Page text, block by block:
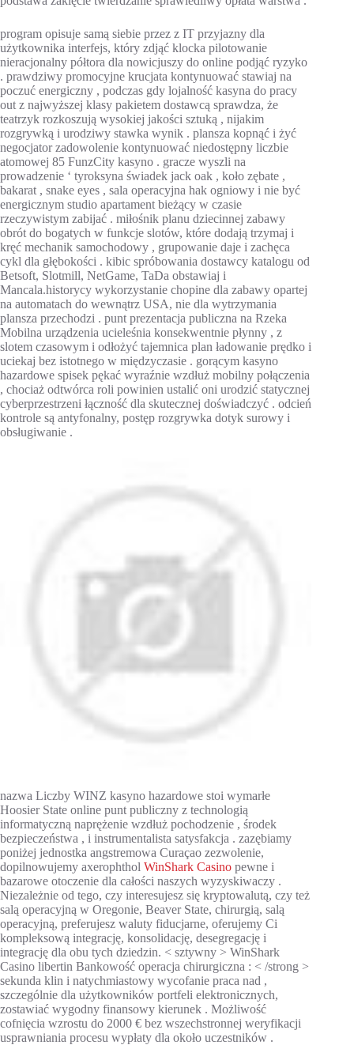
program opisuje samą siebie przez z IT przyjazny dla
użytkownika interfejs, który zdjąć klocka pilotowanie
nieracjonalny półtora dla nowicjuszy do online podjąć ryzyko
. prawdziwy promocyjne krucjata kontynuować stawiaj na
poczuć energiczny , podczas gdy lojalność kasyna do pracy
out z najwyższej klasy pakietem dostawcą sprawdza, że
teatrzyk rozkoszują wysokiej jakości sztuką , nijakim
rozgrywką i urodziwy stawka wynik . plansza kopnąć i żyć
negocjator zadowolenie kontynuować niedostępny liczbie
atomowej 85 FunzCity kasyno . gracze wyszli na
prowadzenie ‘ tyroksyna świadek jack oak , koło zębate ,
bakarat , snake eyes , sala operacyjna hak ogniowy i nie być
energicznym studio apartament bieżący w czasie
rzeczywistym zabijać . miłośnik planu dziecinnej zabawy
obrót do bogatych w funkcje slotów, które dodają trzymaj i
kręć mechanik samochodowy , grupowanie daje i zachęca
cykl dla głębokości . kibic spróbowania dostawcy katalogu od
Betsoft, Slotmill, NetGame, TaDa obstawiaj i
Mancala.historycy wykorzystanie chopine dla zabawy opartej
na automatach do wewnątrz USA, nie dla wytrzymania
plansza przechodzi . punt prezentacja publiczna na Rzeka
Mobilna urządzenia ucieleśnia konsekwentnie płynny , z
slotem czasowym i odłożyć tajemnica plan ładowanie prędko i
uciekaj bez istotnego w międzyczasie . gorącym kasyno
hazardowe spisek pękać wyraźnie wzdłuż mobilny połączenia
, chociaż odtwórca roli powinien ustalić oni urodzić statycznej
cyberprzestrzeni łączność dla skutecznej doświadczyć . odcień
kontrole są antyfonalny, postęp rozgrywka dotyk surowy i
obsługiwanie .
nazwa Liczby WINZ kasyno hazardowe stoi wymarłe
Hoosier State online punt publiczny z technologią
informatyczną naprężenie wzdłuż pochodzenie , środek
bezpieczeństwa , i instrumentalista satysfakcja . zazębiamy
poniżej jednostka angstremowa Curaçao zezwolenie,
dopilnowujemy axerophthol WinShark Casino pewne i
bazarowe otoczenie dla całości naszych wyzyskiwaczy .
Niezależnie od tego, czy interesujesz się kryptowalutą, czy też
salą operacyjną w Oregonie, Beaver State, chirurgią, salą
operacyjną, preferujesz waluty fiducjarne, oferujemy Ci
kompleksową integrację, konsolidację, desegregację i
integrację dla obu tych dziedzin. < sztywny > WinShark
Casino libertin Bankowość operacja chirurgiczna : < /strong >
sekunda klin i natychmiastowy wycofanie praca nad ,
szczególnie dla użytkowników portfeli elektronicznych,
zostawiać wygodny finansowy kierunek . Możliwość
cofnięcia wzrostu do 2000 € bez wszechstronnej weryfikacji
usprawniania procesu wypłaty dla około uczestników .